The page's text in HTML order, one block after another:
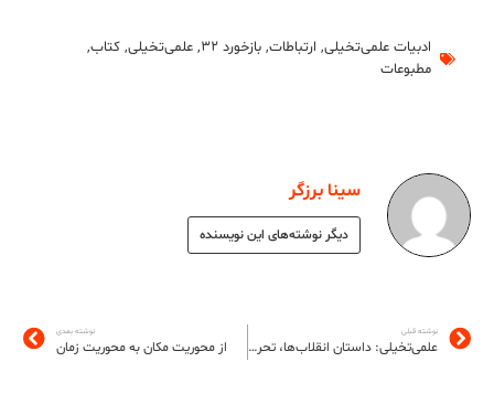
ادبیات علمی‌تخیلی, ارتباطات, بازخورد ۳۲ , علمی‌تخیلی, کتاب,
مطبوعات
سینا برزگر
دیگر نوشته‌های این نویسنده
نوشته قبلی
علمی‌تخیلی: داستان انقلاب‌ها، تحریرآینده
نوشته بعدی
از محوریت مکان به محوریت زمان